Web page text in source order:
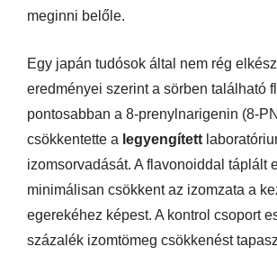
meginni belőle.
Egy japán tudósok által nem rég
eredményei szerint a sörben található
pontosabban a 8-prenylnarigenin (8-
csökkentette a legyengített
izomsorvadását. A flavonoiddal táplált
minimálisan csökkent az izomzata a
egerekéhez képest. A kontrol csoport
százalék izomtömeg csökkenést